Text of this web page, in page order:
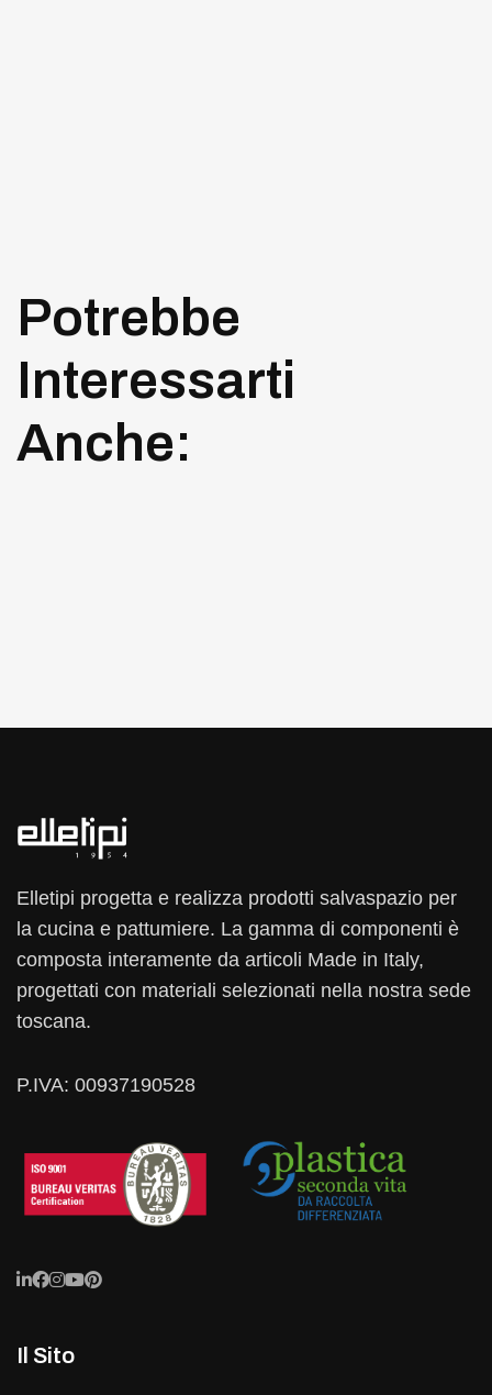
Potrebbe
Interessarti
Anche:
Elletipi progetta e realizza prodotti salvaspazio per
la cucina e pattumiere. La gamma di componenti è
composta interamente da articoli Made in Italy,
progettati con materiali selezionati nella nostra sede
toscana.
P.IVA: 00937190528
Il Sito